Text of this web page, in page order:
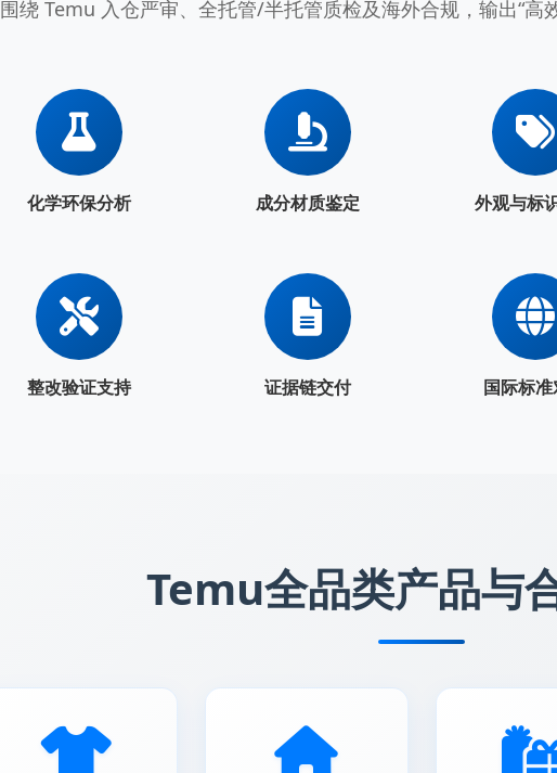
围绕 Temu 入仓严审、全托管/半托管质检及海外合规，输出“高
化学环保分析 成分材质鉴定 外观与标
整改验证支持 证据链交付 国际标
Temu全品类产品与